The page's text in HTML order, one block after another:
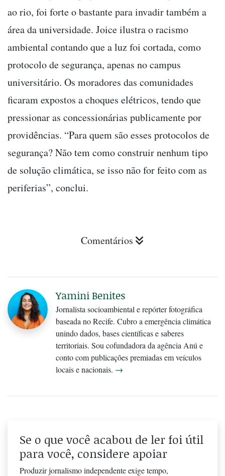
ao rio, foi forte o bastante para invadir também a
área da universidade. Joice ilustra o racismo
ambiental contando que a luz foi cortada, como
protocolo de segurança, apenas no campus
universitário. Os moradores das comunidades
ficaram expostos a choques elétricos, tendo que
pressionar as concessionárias publicamente por
providências. “Para quem são esses protocolos de
segurança? Não tem como construir nenhum tipo
de solução climática, se isso não for feito com as
periferias”, conclui.
Comentários
Yamini Benites
Jornalista socioambiental e repórter fotográfica
baseada no Recife. Cubro a emergência climática
unindo dados, bases científicas e saberes
territoriais. Sou cofundadora da agência Anú e
conto com publicações premiadas em veículos
locais e nacionais. →
Se o que você acabou de ler foi útil
para você, considere apoiar
Produzir jornalismo independente exige tempo,